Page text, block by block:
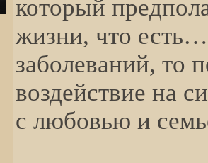
который
жизни, что есть…
заболеваний, то
воздействие на
с любовью и